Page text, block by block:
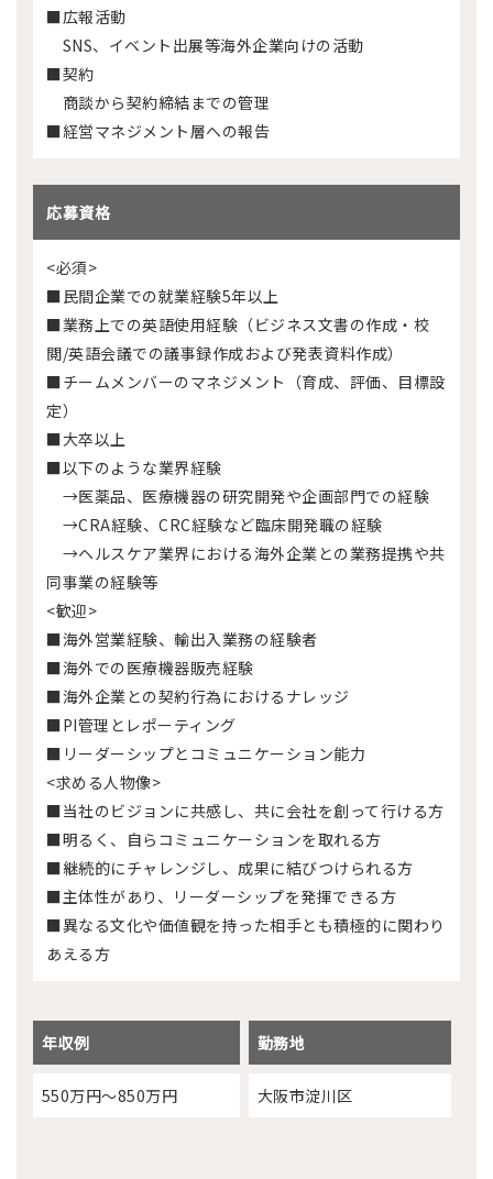
■広報活動
SNS、イベント出展等海外企業向けの活動
■契約
商談から契約締結までの管理
■経営マネジメント層への報告
応募資格
<必須>
■民間企業での就業経験5年以上
■業務上での英語使用経験（ビジネス文書の作成・校
閲/英語会議での議事録作成および発表資料作成）
■チームメンバーのマネジメント（育成、評価、目標設
定）
■大卒以上
■以下のような業界経験
→医薬品、医療機器の研究開発や企画部門での経験
→CRA経験、CRC経験など臨床開発職の経験
→ヘルスケア業界における海外企業との業務提携や共
同事業の経験等
<歓迎>
■海外営業経験、輸出入業務の経験者
■海外での医療機器販売経験
■海外企業との契約行為におけるナレッジ
■PI管理とレポーティング
■リーダーシップとコミュニケーション能力
<求める人物像>
■当社のビジョンに共感し、共に会社を創って行ける方
■明るく、自らコミュニケーションを取れる方
■継続的にチャレンジし、成果に結びつけられる方
■主体性があり、リーダーシップを発揮できる方
■異なる文化や価値観を持った相手とも積極的に関わり
あえる方
年収例 勤務地
550万円～850万円 大阪市淀川区